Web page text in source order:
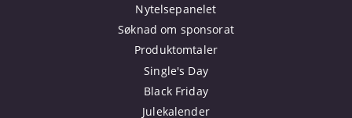
Nytelsepanelet
Søknad om sponsorat
Produktomtaler
Single's Day
Black Friday
Julekalender